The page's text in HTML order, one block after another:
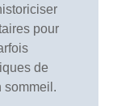
pour
de
sommeil.